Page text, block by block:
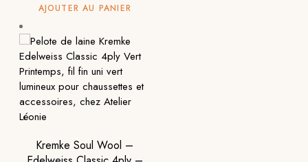
AJOUTER AU PANIER
Kremke Soul Wool –